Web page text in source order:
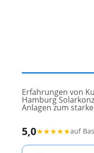
Erfahrungen von
Hamburg
Anlagen zum
5,0★★★★★auf